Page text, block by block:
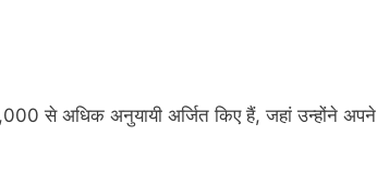
से अधिक अनुयायी अर्जित किए हैं, जहां उन्होंने अपने